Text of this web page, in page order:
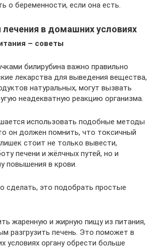
о беременности, если она есть.
в домашних условиях
– советы
билирубина важно правильно
лекарства для выведения вещества,
натуральных, могут вызвать
неадекватную реакцию организма.
использовать подобные методы
он должен помнить, что токсичный
стоит не только вывести,
печени и жёлчных путей, но и
повышения в крови.
сделать, это подобрать простые
жаренную и жирную пищу из питания,
разгрузить печень. Это поможет в
условиях органу обрести больше